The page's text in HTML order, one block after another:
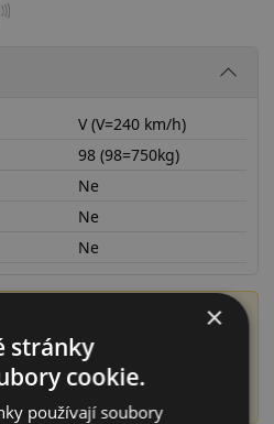
V (V=240 km/h)
98 (98=750kg)
Ne
Ne
Ne
o době výroby pneumatiky,
Například DOT 1522
ve 15. týdnu roku 2022.
×
stránky
cookie.
používají soubory